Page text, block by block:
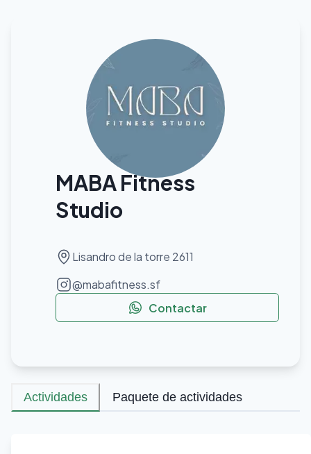
MABA Fitness
Studio
Lisandro de la torre 2611
@mabafitness.sf
Contactar
Actividades Paquete de actividades